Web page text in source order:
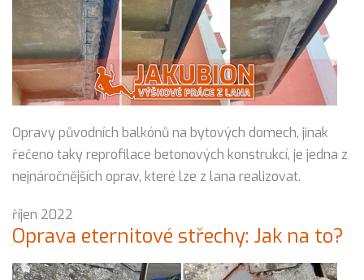
Opravy původních balkónů na bytových domech, jinak
řečeno taky reprofilace betonových konstrukcí, je jedna z
nejnáročnějších oprav, které lze z lana realizovat.
říjen 2022
Oprava eternitové střechy: Jak na to?